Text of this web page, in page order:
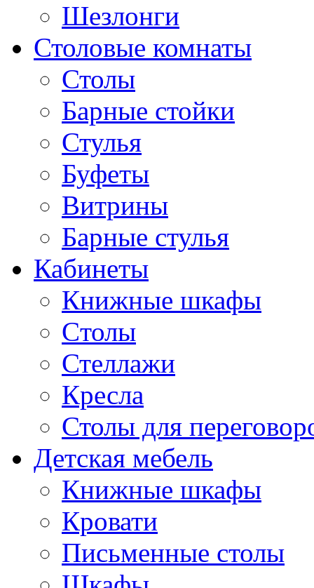
Шезлонги
Столовые комнаты
Столы
Барные стойки
Стулья
Буфеты
Витрины
Барные стулья
Кабинеты
Книжные шкафы
Cтолы
Стеллажи
Кресла
Столы для
Детская мебель
Книжные шкафы
Кровати
Письменные столы